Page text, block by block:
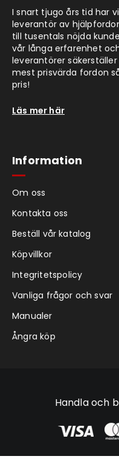
I snart tjugo års tid har
leverantör av
till tusentals nöjda
vår långa erfarenhet
leverantörer
mest prisvärda fordon
pris!
Läs mer här
Information
Om oss
Kontakta oss
Beställ vår katalog
Köpvillkor
Integritetspolicy
Vanliga frågor och svar
Manualer
Ångra köp
Handla och